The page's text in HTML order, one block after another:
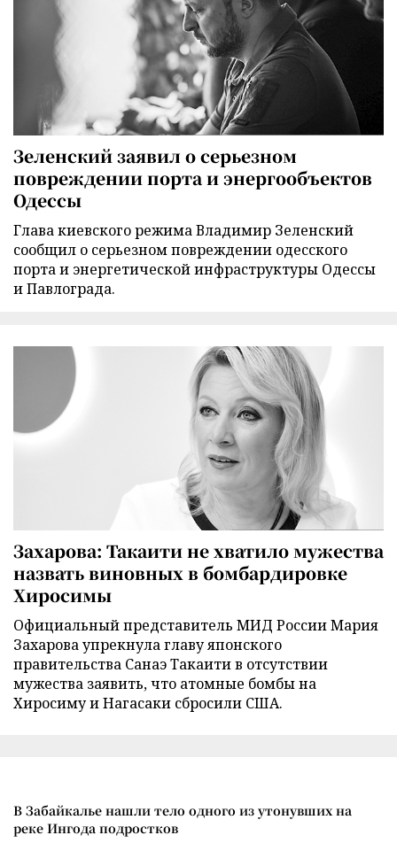
Зеленский заявил о серьезном
повреждении порта и энергообъектов
Одессы
Глава киевского режима Владимир Зеленский
сообщил о серьезном повреждении одесского
порта и энергетической инфраструктуры Одессы
и Павлограда.
Захарова: Такаити не хватило мужества
назвать виновных в бомбардировке
Хиросимы
Официальный представитель МИД России Мария
Захарова упрекнула главу японского
правительства Санаэ Такаити в отсутствии
мужества заявить, что атомные бомбы на
Хиросиму и Нагасаки сбросили США.
В Забайкалье нашли тело одного из утонувших на
реке Ингода подростков